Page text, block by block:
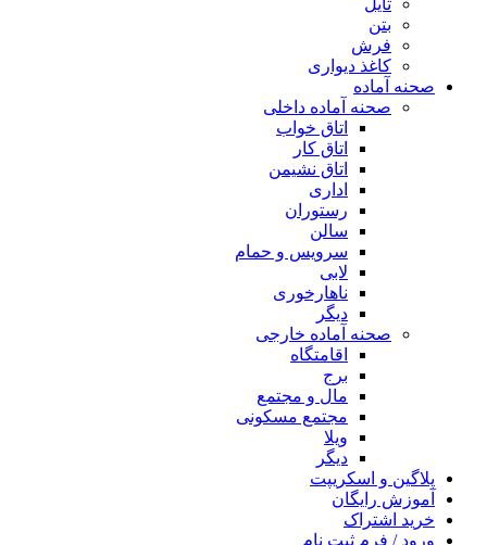
تایل
بتن
فرش
کاغذ دیواری
صحنه آماده
صحنه آماده داخلی
اتاق خواب
اتاق کار
اتاق نشیمن
اداری
رستوران
سالن
سرویس و حمام
لابی
ناهارخوری
دیگر
صحنه آماده خارجی
اقامتگاه
برج
مال و مجتمع
مجتمع مسکونی
ویلا
دیگر
پلاگین و اسکریپت
آموزش رایگان
خرید اشتراک
ورود / فرم ثبت نام